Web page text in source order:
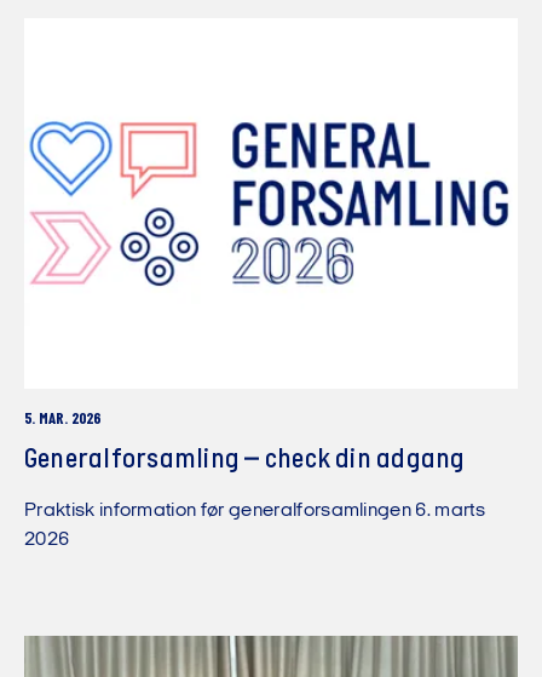
5. MAR. 2026
Generalforsamling – check din adgang
Praktisk information før generalforsamlingen 6. marts
2026